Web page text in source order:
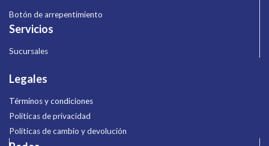
Botón de arrepentimiento
Servicios
Sucursales
Legales
Términos y condiciones
Políticas de privacidad
Políticas de cambio y devolución